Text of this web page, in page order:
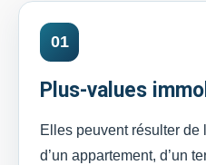
01
Plus-values
Elles peuvent résulter de
d’un appartement, d’un